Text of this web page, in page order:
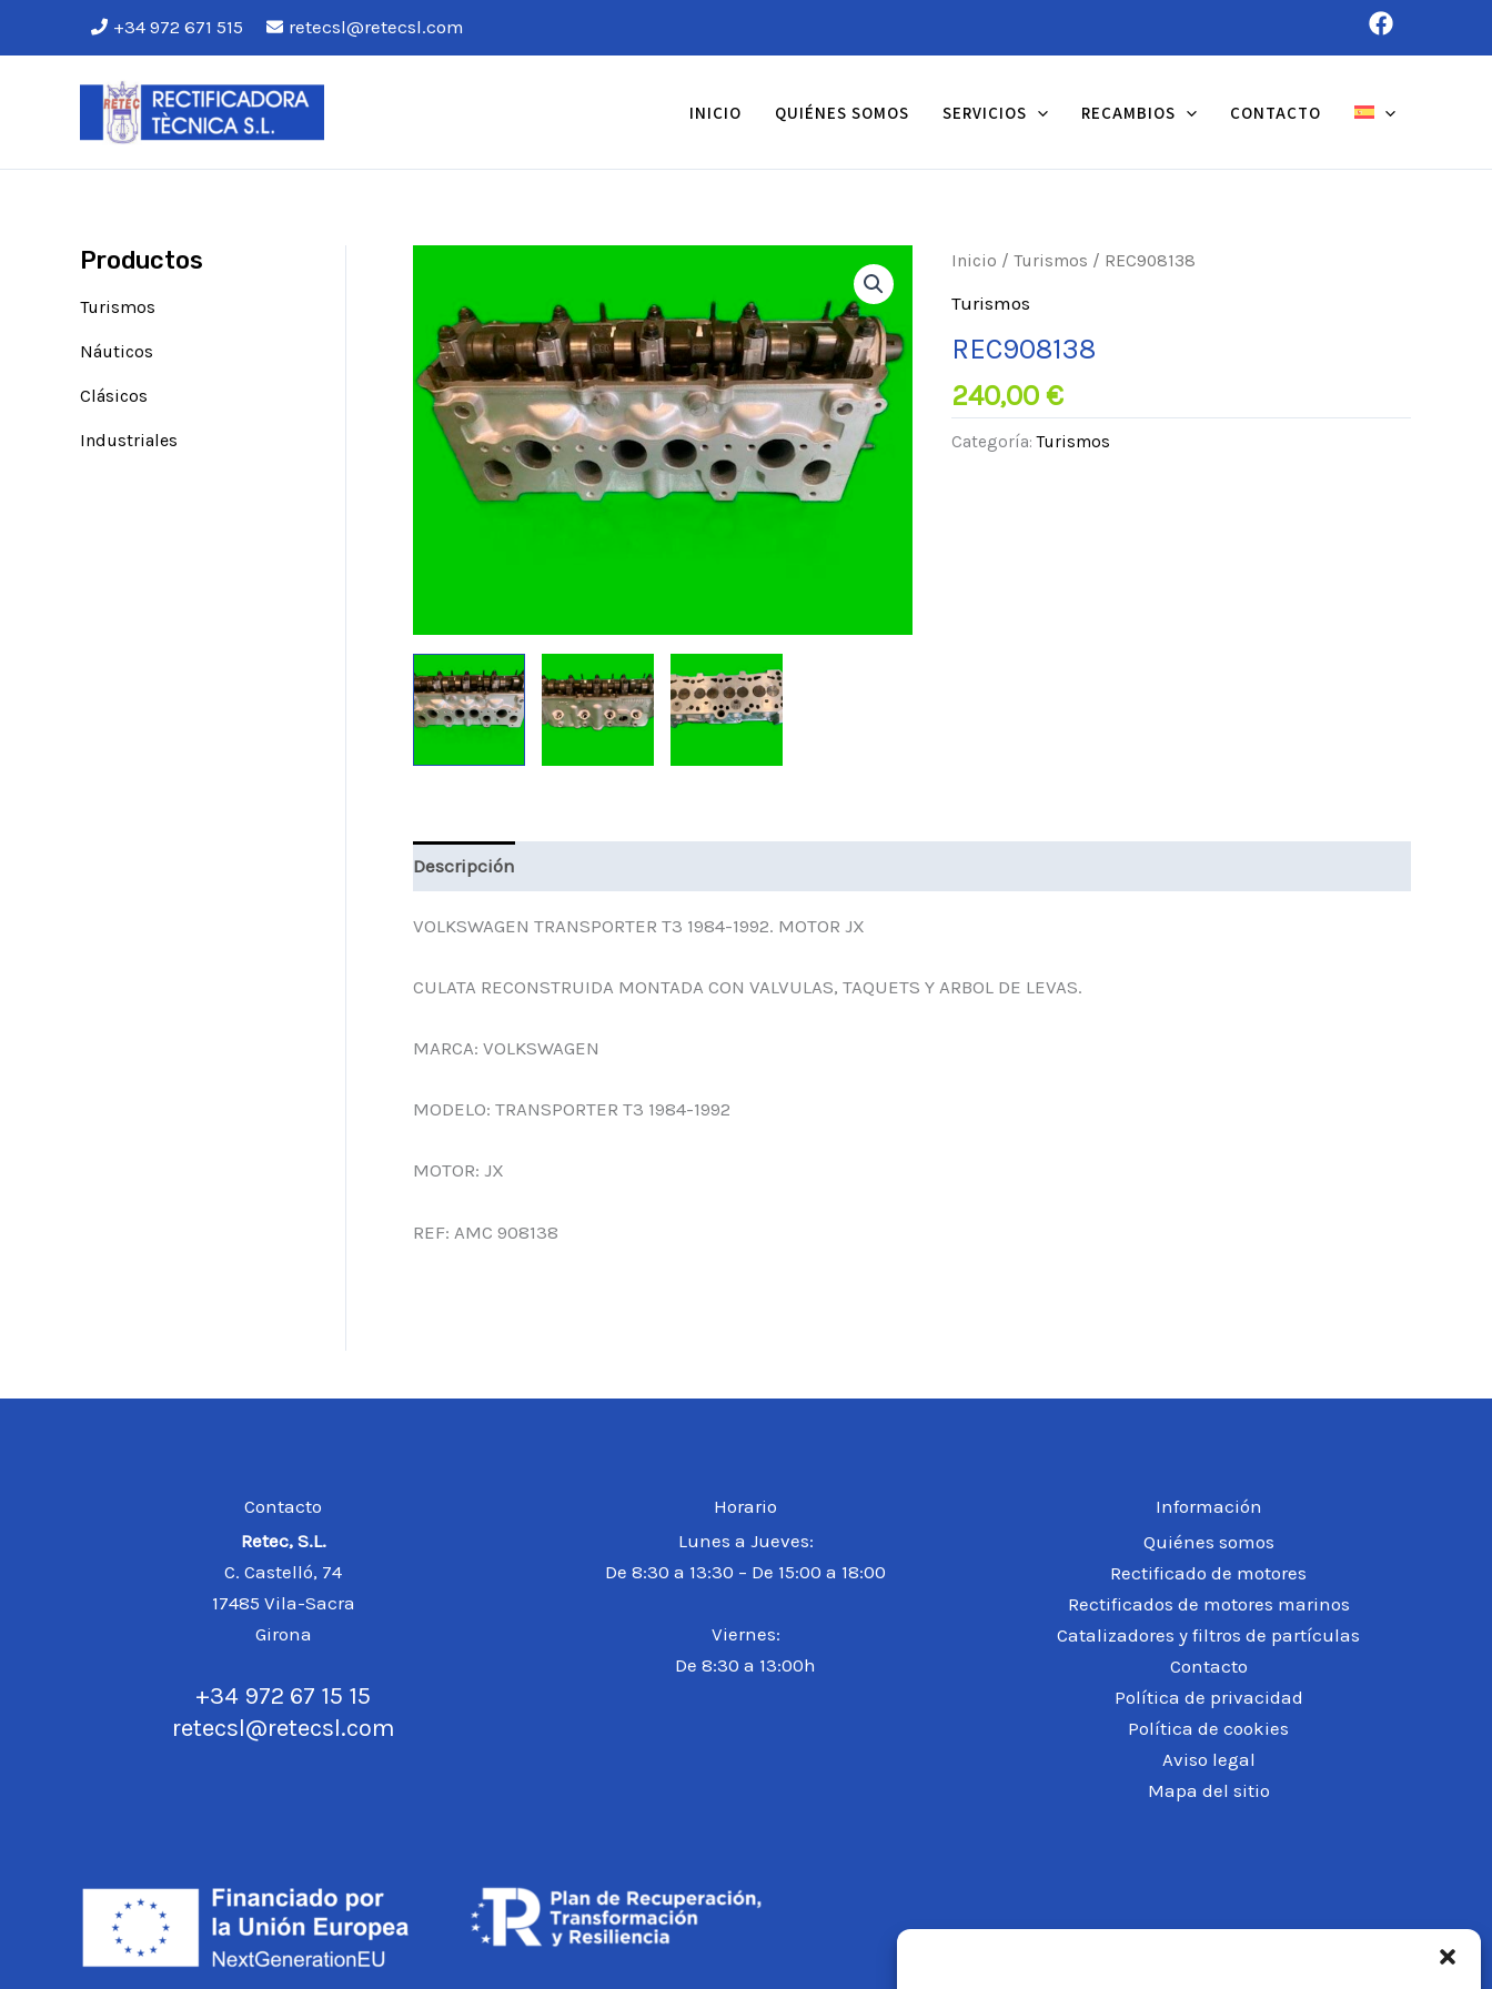
+34 972 671 515 retecsl@retecsl.com
INICIO QUIÉNES SOMOS SERVICIOS RECAMBIOS CONTACTO
Productos
Turismos
Náuticos
Clásicos
Industriales
Inicio /Turismos / REC908138
Turismos
REC908138
240,00€
Categoría:Turismos
Descripción
VOLKSWAGEN TRANSPORTER T3 1984-1992. MOTOR JX
CULATA RECONSTRUIDA MONTADA CON VALVULAS, TAQUETS Y ARBOL DE LEVAS.
MARCA: VOLKSWAGEN
MODELO: TRANSPORTER T3 1984-1992
MOTOR: JX
REF: AMC 908138
Contacto
Retec, S.L.
C. Castelló, 74
17485 Vila-Sacra
Girona
+34 972 67 15 15
retecsl@retecsl.com
Horario
Lunes a Jueves:
De 8:30 a 13:30 – De 15:00 a 18:00
Viernes:
De 8:30 a 13:00h
Información
Quiénes somos
Rectificado de motores
Rectificados de motores marinos
Catalizadores y filtros de partículas
Contacto
Política de privacidad
Política de cookies
Aviso legal
Mapa del sitio